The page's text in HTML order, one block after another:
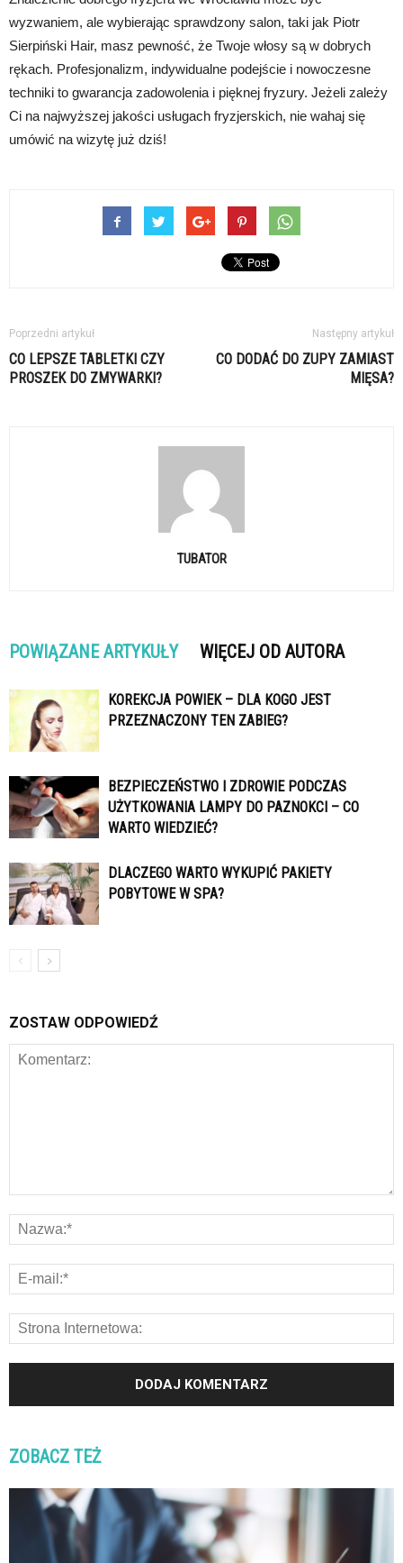
wyzwaniem, ale wybierając sprawdzony salon, taki jak Piotr
Sierpiński Hair, masz pewność, że Twoje włosy są w dobrych
rękach. Profesjonalizm, indywidualne podejście i nowoczesne
techniki to gwarancja zadowolenia i pięknej fryzury. Jeżeli zależy
Ci na najwyższej jakości usługach fryzjerskich, nie wahaj się
umówić na wizytę już dziś!
Poprzedni artykuł
CO LEPSZE TABLETKI CZY
PROSZEK DO ZMYWARKI?
Następny artykuł
CO DODAĆ DO ZUPY ZAMIAST
MIĘSA?
TUBATOR
POWIĄZANE ARTYKUŁY WIĘCEJ OD AUTORA
KOREKCJA POWIEK – DLA KOGO JEST
PRZEZNACZONY TEN ZABIEG?
BEZPIECZEŃSTWO I ZDROWIE PODCZAS
UŻYTKOWANIA LAMPY DO PAZNOKCI – CO
WARTO WIEDZIEĆ?
DLACZEGO WARTO WYKUPIĆ PAKIETY
POBYTOWE W SPA?
ZOSTAW ODPOWIEDŹ
ZOBACZ TEŻ